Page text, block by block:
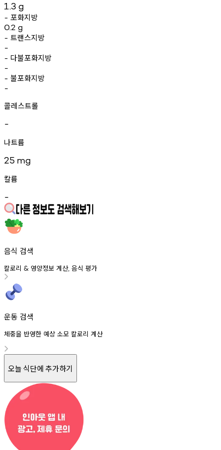
1.3 g
- 포화지방
0.2 g
- 트랜스지방
-
- 다불포화지방
-
- 불포화지방
-
콜레스트롤
-
나트륨
25 mg
칼륨
-
음식 검색
칼로리 & 영양정보 계산, 음식 평가
운동 검색
체중을 반영한 예상 소모 칼로리 계산
오늘 식단에 추가하기